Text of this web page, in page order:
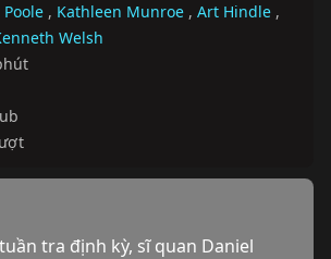
, Kathleen Munroe , Art Hindle ,
Welsh
tra định kỳ, sĩ quan Daniel